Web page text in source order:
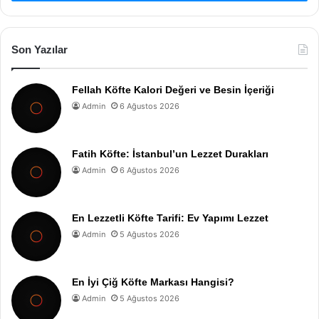
Son Yazılar
Fellah Köfte Kalori Değeri ve Besin İçeriği
Admin 6 Ağustos 2026
Fatih Köfte: İstanbul’un Lezzet Durakları
Admin 6 Ağustos 2026
En Lezzetli Köfte Tarifi: Ev Yapımı Lezzet
Admin 5 Ağustos 2026
En İyi Çiğ Köfte Markası Hangisi?
Admin 5 Ağustos 2026